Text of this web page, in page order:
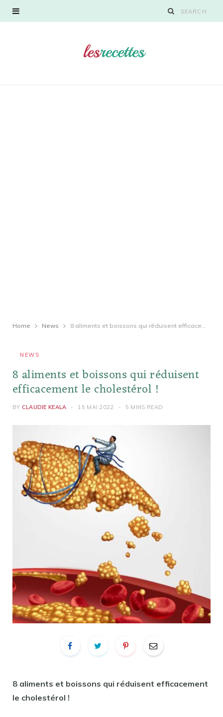
Home News 8 aliments et boissons qui réduisent efficacement le cholestérol !
NEWS
8 aliments et boissons qui réduisent
efficacement le cholestérol !
BY CLAUDIE KEALA 15 MAI 2022 5 MINS READ
8 aliments et boissons qui réduisent efficacement
le cholestérol !